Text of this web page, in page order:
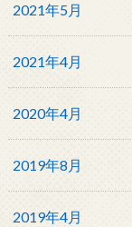
2021年5月
2021年4月
2020年4月
2019年8月
2019年4月